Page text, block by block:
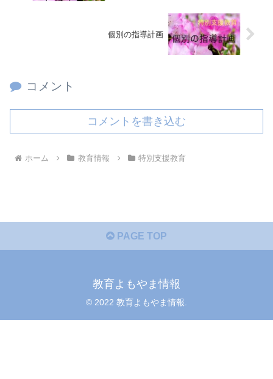
個別の指導計画
コメント
コメントを書き込む
ホーム 教育情報 特別支援教育
PAGE TOP
教育よもやま情報
© 2022 教育よもやま情報.